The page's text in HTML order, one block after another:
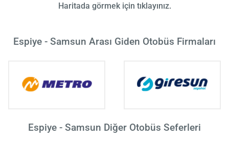
Haritada görmek için tıklayınız.
Espiye - Samsun Arası Giden Otobüs Firmaları
Espiye - Samsun Diğer Otobüs Seferleri